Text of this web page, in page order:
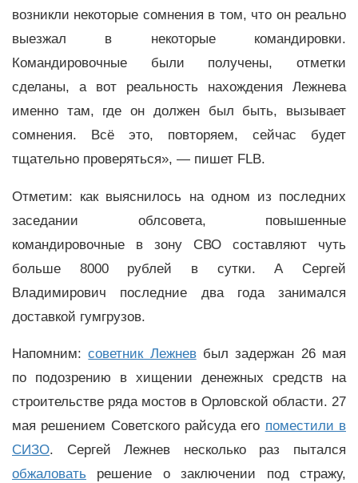
возникли некоторые сомнения в том, что он реально
выезжал в некоторые командировки.
Командировочные были получены, отметки
сделаны, а вот реальность нахождения Лежнева
именно там, где он должен был быть, вызывает
сомнения. Всё это, повторяем, сейчас будет
тщательно проверяться», — пишет FLB.
Отметим: как выяснилось на одном из последних
заседании облсовета, повышенные
командировочные в зону СВО составляют чуть
больше 8000 рублей в сутки. А Сергей
Владимирович последние два года занимался
доставкой гумгрузов.
Напомним:советник Лежневбыл задержан 26 мая
по подозрению в хищении денежных средств на
строительстве ряда мостов в Орловской области. 27
мая решением Советского райсуда его поместили в
СИЗО. Сергей Лежнев несколько раз пытался
обжаловать решение о заключении под стражу,